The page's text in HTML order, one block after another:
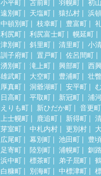
遠別町
天塩町 猿払村
浜
中頓別町
枝幸町 豊富町
利尻町
利尻富士町 幌延町
津別町
斜里町 清里町
小
訓子府町
置戸町 佐呂間町
湧別町
滝上町 興部町
西
雄武町
大空町 豊浦町 壮
厚真町
洞爺湖町 安平町
日高町
平取町 新冠町 浦
えりも町
新ひだか町 音更町
上士幌町
鹿追町 新得町
芽室町
中札内村 更別村
広尾町
幕別町 池田町 豊
足寄町
陸別町 浦幌町 釧
浜中町
標茶町 弟子屈町
白糠町
別海町 中標津町